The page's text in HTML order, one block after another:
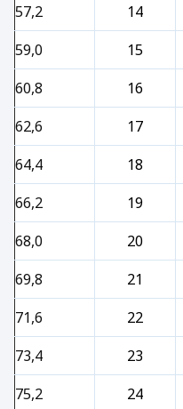
57,2
14
59,0
15
60,8
16
62,6
17
64,4
18
66,2
19
68,0
20
69,8
21
71,6
22
73,4
23
75,2
24